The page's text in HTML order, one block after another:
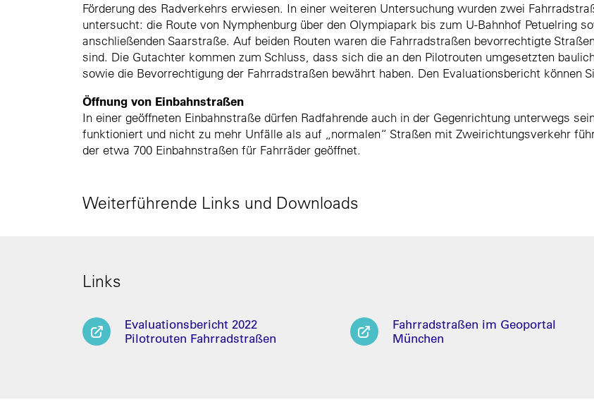
Förderung des Radverkehrs erwiesen. In einer weiteren Untersuchung wurden zwei
untersucht: die Route von Nymphenburg über den Olympiapark bis zum U-Bahnhof Petuelring
anschließenden Saarstraße. Auf beiden Routen waren die Fahrradstraßen bevorrechtigte
sind. Die Gutachter kommen zum Schluss, dass sich die an den Pilotrouten umgesetzten
sowie die Bevorrechtigung der Fahrradstraßen bewährt haben. Den Evaluationsbericht können
Öffnung von Einbahnstraßen
In einer geöffneten Einbahnstraße dürfen Radfahrende auch in der Gegenrichtung unterwegs
funktioniert und nicht zu mehr Unfälle als auf „normalen“ Straßen mit Zweirichtungsverkehr
der etwa 700 Einbahnstraßen für Fahrräder geöffnet.
Weiterführende Links und Downloads
Links
Evaluationsbericht 2022
Pilotrouten Fahrradstraßen
Fahrradstraßen im Geoportal
München